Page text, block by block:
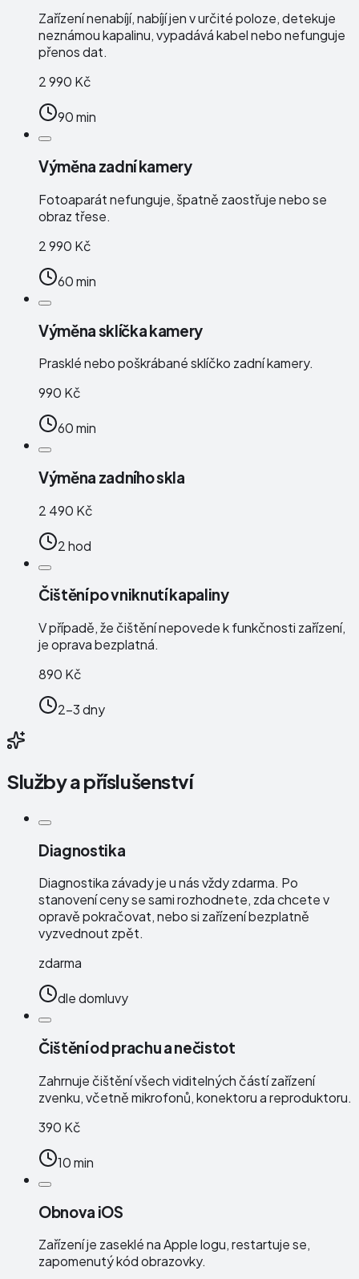
Zařízení nenabíjí, nabíjí jen v určité poloze, detekuje
neznámou kapalinu, vypadává kabel nebo nefunguje
přenos dat.
2 990 Kč
90 min
Výměna zadní kamery
Fotoaparát nefunguje, špatně zaostřuje nebo se
obraz třese.
2 990 Kč
60 min
Výměna sklíčka kamery
Prasklé nebo poškrábané sklíčko zadní kamery.
990 Kč
60 min
Výměna zadního skla
2 490 Kč
2 hod
Čištění po vniknutí kapaliny
V případě, že čištění nepovede k funkčnosti zařízení,
je oprava bezplatná.
890 Kč
2-3 dny
Služby a příslušenství
Diagnostika
Diagnostika závady je u nás vždy zdarma. Po
stanovení ceny se sami rozhodnete, zda chcete v
opravě pokračovat, nebo si zařízení bezplatně
vyzvednout zpět.
zdarma
dle domluvy
Čištění od prachu a nečistot
Zahrnuje čištění všech viditelných částí zařízení
zvenku, včetně mikrofonů, konektoru a reproduktoru.
390 Kč
10 min
Obnova iOS
Zařízení je zaseklé na Apple logu, restartuje se,
zapomenutý kód obrazovky.